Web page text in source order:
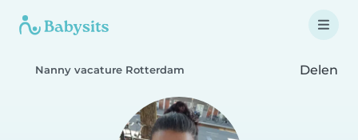
Nanny vacature Rotterdam Delen